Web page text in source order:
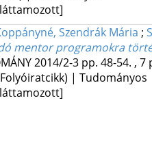
Szendrák Mária ;
mentor programokra
2014/2-3 pp. 48-54. , 7
| Tudományos